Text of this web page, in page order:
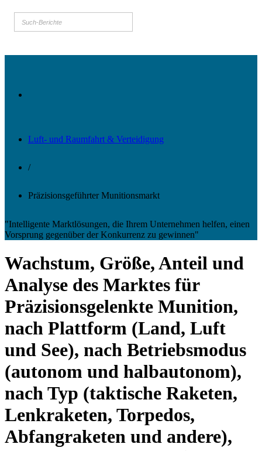
Luft- und Raumfahrt & Verteidigung
/
Präzisionsgeführter Munitionsmarkt
"Intelligente Marktlösungen, die Ihrem Unternehmen helfen, einen
Vorsprung gegenüber der Konkurrenz zu gewinnen"
Wachstum, Größe, Anteil und
Analyse des Marktes für
Präzisionsgelenkte Munition,
nach Plattform (Land, Luft
und See), nach Betriebsmodus
(autonom und halbautonom),
nach Typ (taktische Raketen,
Lenkraketen, Torpedos,
Abfangraketen und andere),